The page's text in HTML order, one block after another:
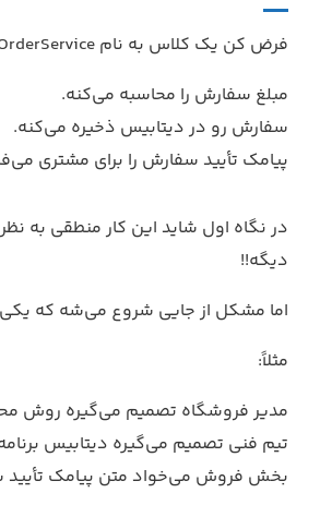
فرض کن یک کلاس به نام
مبلغ سفارش را محاسبه می‌کنه.
سفارش رو در دیتابیس ذخیره می‌کنه.
پیامک تأیید سفارش را برای مشتری
در نگاه اول شاید این کار منطقی به
دیگه!!
اما مشکل از جایی شروع می‌شه که یکی
مثلاً:
مدیر فروشگاه تصمیم می‌گیره روش
تیم فنی تصمیم می‌گیره دیتابیس برنامه
بخش فروش می‌خواد متن پیامک